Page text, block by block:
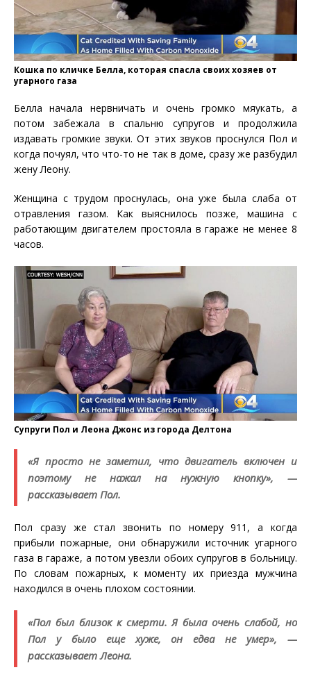
Кошка по кличке Белла, которая спасла своих хозяев от
угарного газа
Белла начала нервничать и очень громко мяукать, а
потом забежала в спальню супругов и продолжила
издавать громкие звуки. От этих звуков проснулся Пол и
когда почуял, что что-то не так в доме, сразу же разбудил
жену Леону.
Женщина с трудом проснулась, она уже была слаба от
отравления газом. Как выяснилось позже, машина с
работающим двигателем простояла в гараже не менее 8
часов.
Супруги Пол и Леона Джонс из города Делтона
«Я просто не заметил, что двигатель включен и
поэтому не нажал на нужную кнопку», —
рассказывает Пол.
Пол сразу же стал звонить по номеру 911, а когда
прибыли пожарные, они обнаружили источник угарного
газа в гараже, а потом увезли обоих супругов в больницу.
По словам пожарных, к моменту их приезда мужчина
находился в очень плохом состоянии.
«Пол был близок к смерти. Я была очень слабой, но
Пол у было еще хуже, он едва не умер», —
рассказывает Леона.